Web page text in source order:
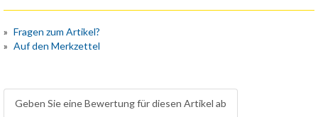
Fragen zum Artikel?
Auf den Merkzettel
Geben Sie eine Bewertung für diesen Artikel ab